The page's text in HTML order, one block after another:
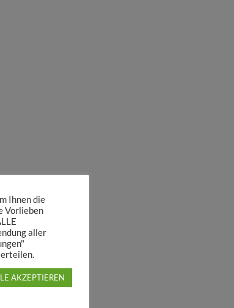
Ihnen die
Vorlieben
aller
AKZEPTIEREN